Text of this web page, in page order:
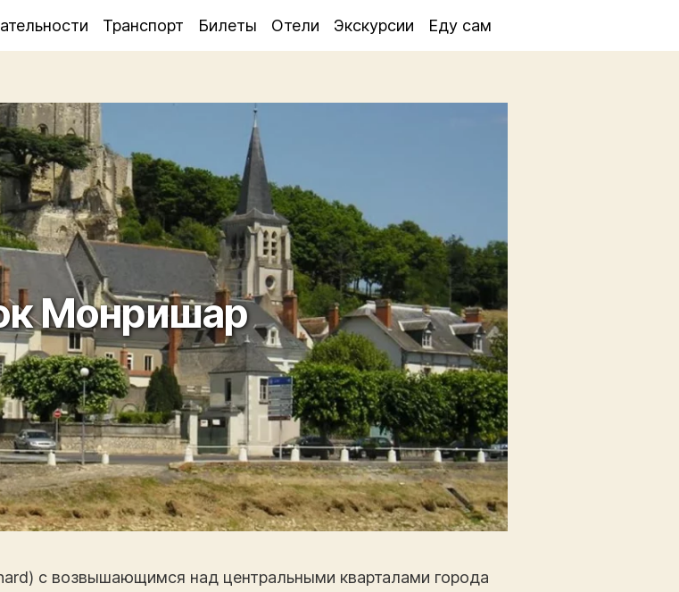
Транспорт Билеты Отели Экскурсии Еду сам
Монришар
с возвышающимся над центральными кварталами города